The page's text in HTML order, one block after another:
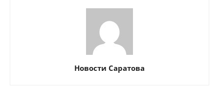
Новости Саратова